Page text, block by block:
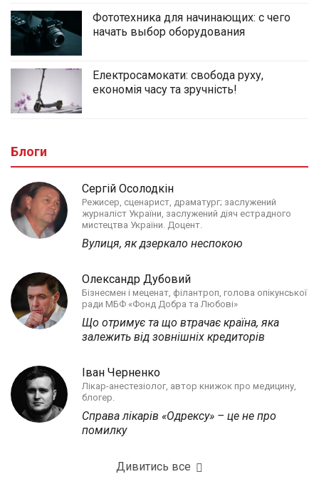
Фототехника для начинающих: с чего
начать выбор оборудования
Електросамокати: свобода руху,
економія часу та зручність!
Блоги
Сергій Осолодкін
Режисер, сценарист, драматург; заслужений
журналіст України, заслужений діяч естрадного
мистецтва України. Доцент.
Вулиця, як дзеркало неспокою
Олександр Дубовий
Бізнесмен і меценат, філантроп, голова опікунської
ради МБФ «Фонд Добра та Любові»
Що отримує та що втрачає країна, яка
залежить від зовнішніх кредиторів
Іван Черненко
Лікар-анестезіолог, автор книжок про медицину,
блогер.
Справа лікарів «Одрексу» – це не про
помилку
Дивитись все